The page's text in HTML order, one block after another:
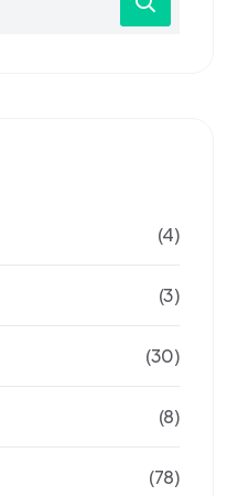
(4)
(3)
(30)
(8)
(78)